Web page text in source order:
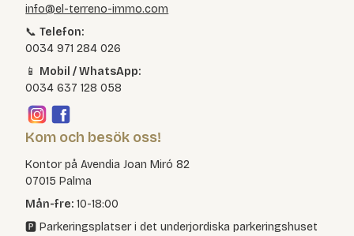
info@el-terreno-immo.com
📞Telefon:
0034 971 284 026
📱 Mobil / WhatsApp:
0034 637 128 058
Kom och besök oss!
Kontor på Avendia Joan Miró 82
07015 Palma
Mån-fre: 10-18:00
🅿️ Parkeringsplatser i det underjordiska parkeringshuset